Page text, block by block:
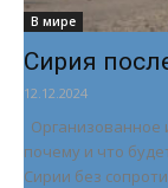
В мире
Сирия
12.12.2024
Организованное
почему и что
Сирии без